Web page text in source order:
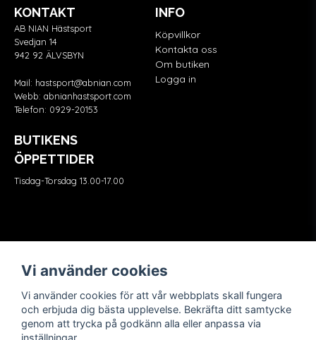
KONTAKT
AB NIAN Hästsport
Svedjan 14
942 92 ÄLVSBYN
Mail: hastsport@abnian.com
Webb: abnianhastsport.com
Telefon: 0929-20153
BUTIKENS
ÖPPETTIDER
Tisdag-Torsdag 13.00-17.00
INFO
Köpvillkor
Kontakta oss
Om butiken
Logga in
Vi använder cookies
Vi använder cookies för att vår webbplats skall fungera
och erbjuda dig bästa upplevelse. Bekräfta ditt samtycke
genom att trycka på godkänn alla eller anpassa via
inställningar